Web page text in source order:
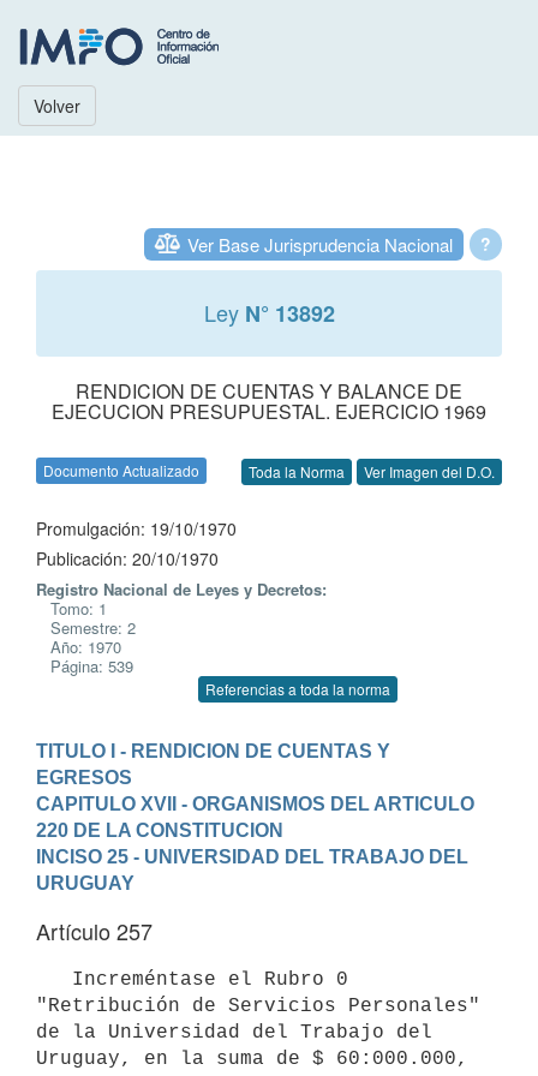
Volver
?
Ver Base Jurisprudencia Nacional
Ley N° 13892
RENDICION DE CUENTAS Y BALANCE DE
EJECUCION PRESUPUESTAL. EJERCICIO 1969
Documento Actualizado Toda la Norma Ver Imagen del D.O.
Promulgación: 19/10/1970
Publicación: 20/10/1970
Registro Nacional de Leyes y Decretos:
Tomo: 1
Semestre: 2
Año: 1970
Página: 539
Referencias a toda la norma
TITULO I - RENDICION DE CUENTAS Y
EGRESOS
CAPITULO XVII - ORGANISMOS DEL ARTICULO
220 DE LA CONSTITUCION
INCISO 25 - UNIVERSIDAD DEL TRABAJO DEL
URUGUAY
Artículo 257
"Retribución de Servicios Personales"
de la Universidad del Trabajo del
Uruguay, en la suma de $ 60:000.000,